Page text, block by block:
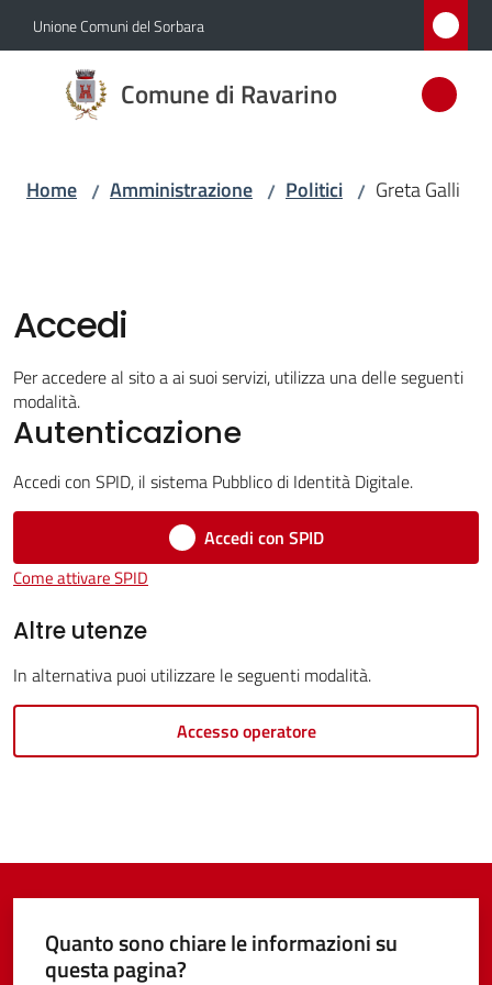
Vai al contenuto
Vai alla navigazione
Vai al footer
Unione Comuni del Sorbara
Comune di Ravarino
Comune
di
Servizi
Vivere
gli
Seguici
Home / Amministrazione / Politici / Greta Galli
Accedi
Per accedere al sito a ai suoi servizi, utilizza una delle seguenti
modalità.
Autenticazione
Accedi con SPID, il sistema Pubblico di Identità Digitale.
Accedi con SPID
Come attivare SPID
Altre utenze
In alternativa puoi utilizzare le seguenti modalità.
Accesso operatore
Quanto sono chiare le informazioni su
questa pagina?